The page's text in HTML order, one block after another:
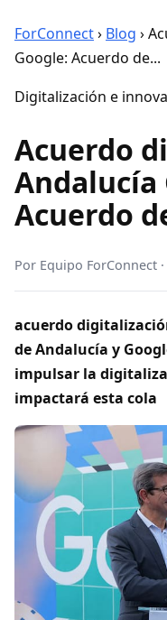
ForConnect› Blog ›
Google: Acuerdo de...
Digitalización e
Acuerdo
Andalucía
Acuerdo
Por Equipo ForConnect ·
acuerdo
de Andalucía y
impulsar la
impactará esta cola